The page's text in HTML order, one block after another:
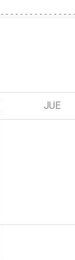
JUE